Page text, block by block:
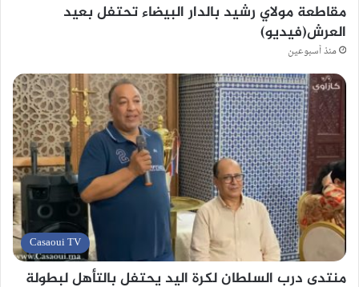
مقاطعة مولاي رشيد بالدار البيضاء تحتفل بعيد
العرش(فيديو)
منذ أسبوعين
Casaoui TV
منتدى درب السلطان لكرة اليد يحتفل بالتأهل لبطولة